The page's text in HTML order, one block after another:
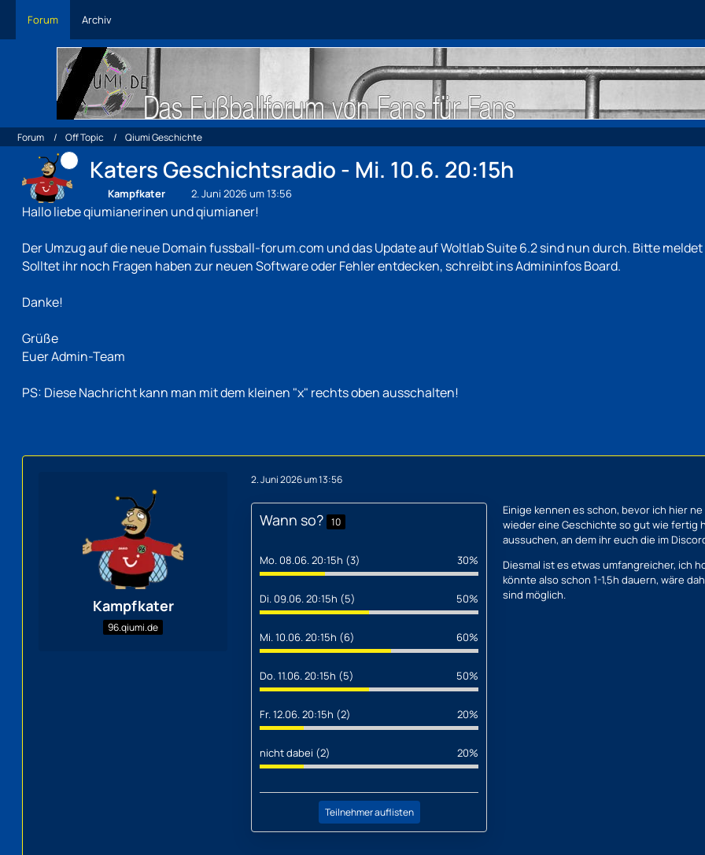
Forum Archiv
Forum Off Topic Qiumi Geschichte
Katers Geschichtsradio - Mi. 10.6. 20:15h
Kampfkater 2. Juni 2026 um 13:56
Hallo liebe qiumianerinen und qiumianer!
Der Umzug auf die neue Domain fussball-forum.com und das Update auf Woltlab Suite 6.2 sind nun durch. Bitte
Solltet ihr noch Fragen haben zur neuen Software oder Fehler entdecken, schreibt ins Admininfos Board.
Danke!
Grüße
Euer Admin-Team
PS: Diese Nachricht kann man mit dem kleinen "x" rechts oben ausschalten!
Kampfkater
96.qiumi.de
2. Juni 2026 um 13:56
Wann so? 10
Mo. 08.06. 20:15h (3) 30%
Di. 09.06. 20:15h (5) 50%
Mi. 10.06. 20:15h (6) 60%
Do. 11.06. 20:15h (5) 50%
Fr. 12.06. 20:15h (2) 20%
nicht dabei (2) 20%
Teilnehmer auflisten
Einige kennen es schon, bevor ich hier
wieder eine Geschichte so gut wie fertig
aussuchen, an dem ihr euch die im
Diesmal ist es etwas umfangreicher, ich
könnte also schon 1-1,5h dauern, wäre
sind möglich.